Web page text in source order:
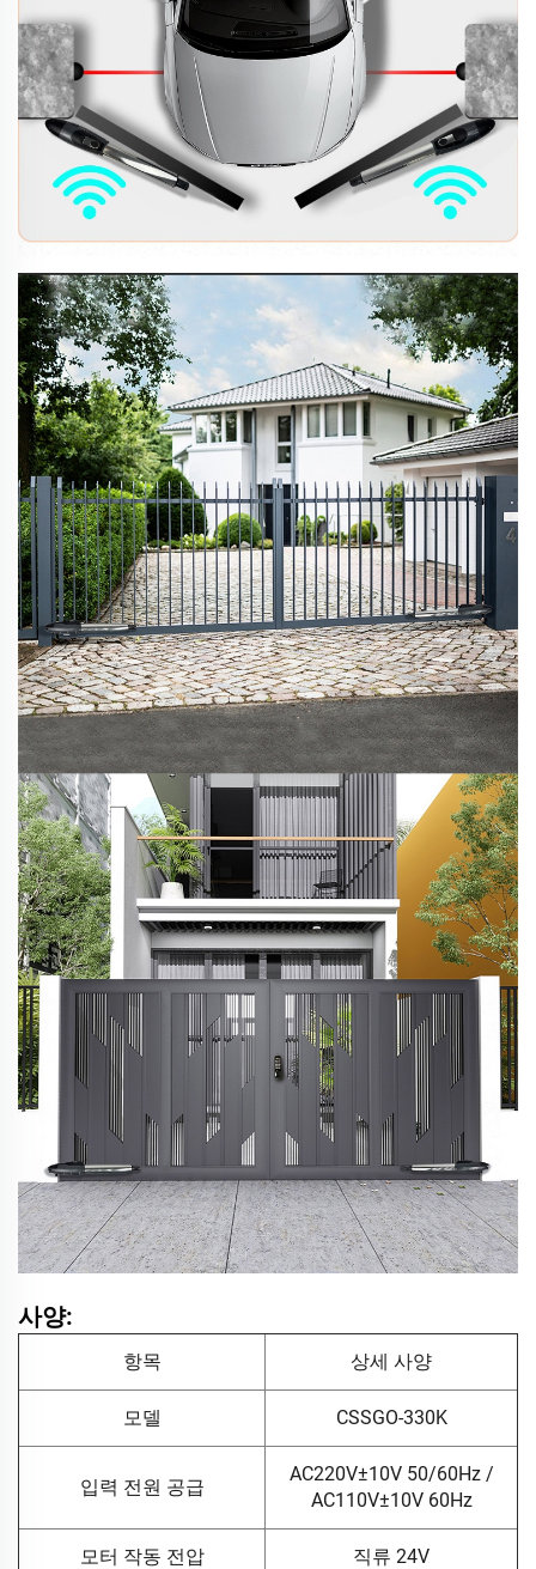
사양:
항목 상세 사양
모델 CSSGO-330K
입력 전원 공급
AC220V±10V 50/60Hz /
AC110V±10V 60Hz
모터 작동 전압 직류 24V